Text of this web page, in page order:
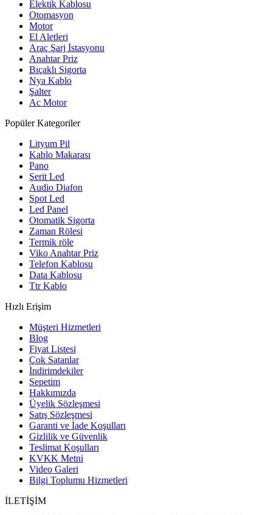
Elektik Kablosu
Otomasyon
Motor
El Aletleri
Araç Şarj İstasyonu
Anahtar Priz
Bıçaklı Sigorta
Nya Kablo
Şalter
Ac Motor
Popüler Kategoriler
Lityum Pil
Kablo Makarası
Pano
Şerit Led
Audio Diafon
Spot Led
Led Panel
Otomatik Sigorta
Zaman Rölesi
Termik röle
Viko Anahtar Priz
Telefon Kablosu
Data Kablosu
Ttr Kablo
Hızlı Erişim
Müşteri Hizmetleri
Blog
Fiyat Listesi
Çok Satanlar
İndirimdekiler
Sepetim
Hakkımızda
Üyelik Sözleşmesi
Satış Sözleşmesi
Garanti ve İade Koşulları
Gizlilik ve Güvenlik
Teslimat Koşulları
KVKK Metni
Video Galeri
Bilgi Toplumu Hizmetleri
İLETİŞİM